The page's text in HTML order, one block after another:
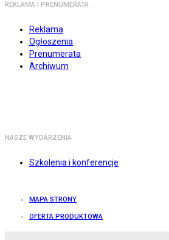
REKLAMA I PRENUMERATA
Reklama
Ogłoszenia
Prenumerata
Archiwum
NASZE WYDARZENIA
Szkolenia i konferencje
MAPA STRONY
OFERTA PRODUKTOWA